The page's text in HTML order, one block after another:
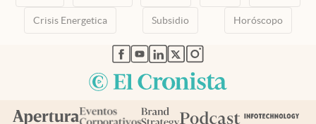
Crisis Energetica Subsidio Horóscopo
abre en nueva pestaña
abre en nueva pestaña
abre en nueva pestaña
abre en nueva pestaña
abre en nueva pestaña